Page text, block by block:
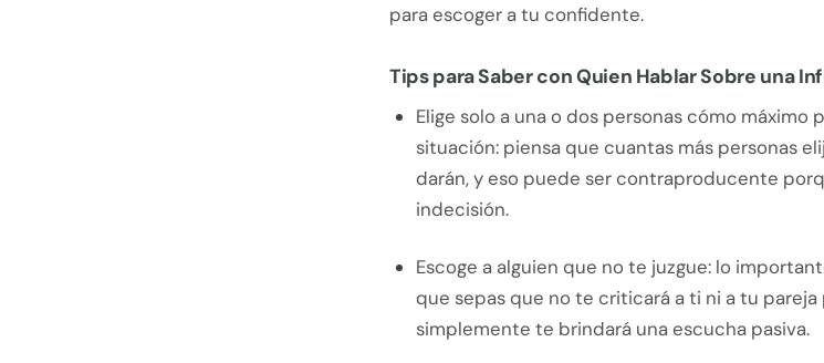
para escoger a tu confidente.
Tips para Saber con Quien Hablar Sobre una
Elige solo a una o dos personas cómo máximo
situación: piensa que cuantas más personas
darán, y eso puede ser contraproducente
indecisión.
Escoge a alguien que no te juzgue: lo
que sepas que no te criticará a ti ni a tu pareja
simplemente te brindará una escucha pasiva.